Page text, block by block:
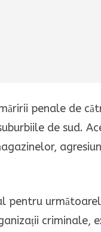
penale de
de sud.
pentru
criminale,